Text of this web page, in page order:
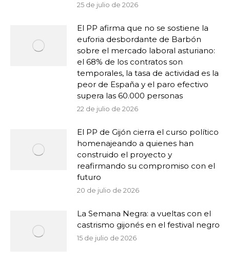
25 de julio de 2026
El PP afirma que no se sostiene la
euforia desbordante de Barbón
sobre el mercado laboral asturiano:
el 68% de los contratos son
temporales, la tasa de actividad es la
peor de España y el paro efectivo
supera las 60.000 personas
22 de julio de 2026
El PP de Gijón cierra el curso político
homenajeando a quienes han
construido el proyecto y
reafirmando su compromiso con el
futuro
20 de julio de 2026
La Semana Negra: a vueltas con el
castrismo gijonés en el festival negro
15 de julio de 2026